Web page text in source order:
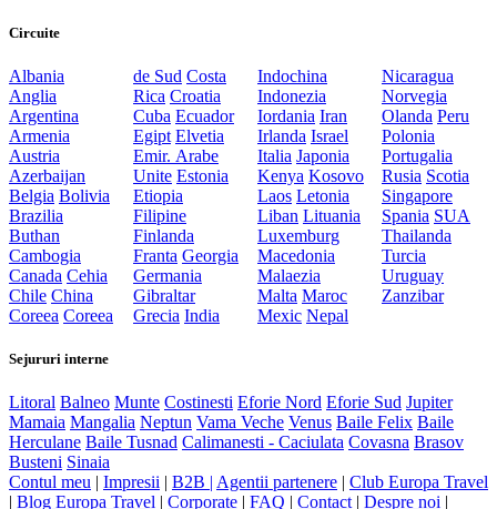
Circuite
Albania
Anglia
Argentina
Armenia
Austria
Azerbaijan
Belgia Bolivia
Brazilia
Buthan
Cambogia
Canada Cehia
Chile China
Coreea Coreea
de Sud Costa
Rica Croatia
Cuba Ecuador
Egipt Elvetia
Emir. Arabe
Unite Estonia
Etiopia
Filipine
Finlanda
Franta Georgia
Germania
Gibraltar
Grecia India
Indochina
Indonezia
Iordania Iran
Irlanda Israel
Italia Japonia
Kenya Kosovo
Laos Letonia
Liban Lituania
Luxemburg
Macedonia
Malaezia
Malta Maroc
Mexic Nepal
Nicaragua
Norvegia
Olanda Peru
Polonia
Portugalia
Rusia Scotia
Singapore
Spania SUA
Thailanda
Turcia
Uruguay
Zanzibar
Sejururi interne
Litoral Balneo Munte Costinesti Eforie Nord Eforie Sud Jupiter
Mamaia Mangalia Neptun Vama Veche Venus Baile Felix Baile
Herculane Baile Tusnad Calimanesti - Caciulata Covasna Brasov
Busteni Sinaia
Contul meu | Impresii | B2B | Agentii partenere | Club Europa Travel
| Blog Europa Travel | Corporate | FAQ | Contact | Despre noi |